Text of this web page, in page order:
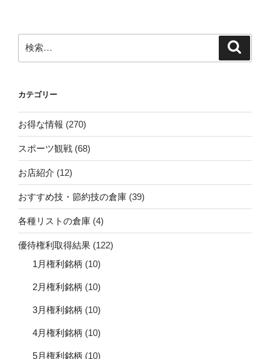
着”
o
k
ゲ
ー
ョ
ン
ジ
索:
カテゴリー
お得な情報 (270)
スポーツ観戦 (68)
お店紹介 (12)
おすすめ技・節約技の倉庫 (39)
各種リストの倉庫 (4)
優待権利取得結果 (122)
1月権利銘柄 (10)
2月権利銘柄 (10)
3月権利銘柄 (10)
4月権利銘柄 (10)
5月権利銘柄 (10)